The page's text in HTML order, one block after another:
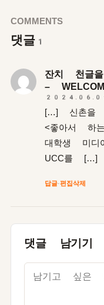
COMMENTS
댓글 1
잔치 천글
–
[…] 신촌을
<좋아서 하
대학생 미디
UCC를 […]
답글·편집삭제
댓글 남기기